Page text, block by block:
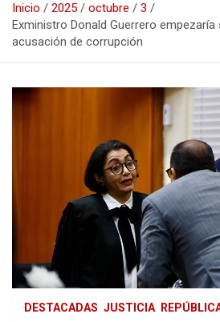
Inicio 2025 octubre
3
Exministro Donald Guerrero
acusación de corrupción
DESTACADAS JUSTICIA